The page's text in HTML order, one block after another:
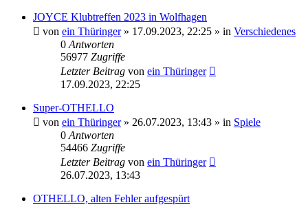
JOYCE Klubtreffen 2023 in Wolfhagen
von ein Thüringer» 17.09.2023, 22:25 » in Verschiedenes
0 Antworten
56977 Zugriffe
Letzter Beitrag von ein Thüringer
17.09.2023, 22:25
Super-OTHELLO
von ein Thüringer» 26.07.2023, 13:43 » in Spiele
0 Antworten
54466 Zugriffe
Letzter Beitrag von ein Thüringer
26.07.2023, 13:43
OTHELLO, alten Fehler aufgespürt